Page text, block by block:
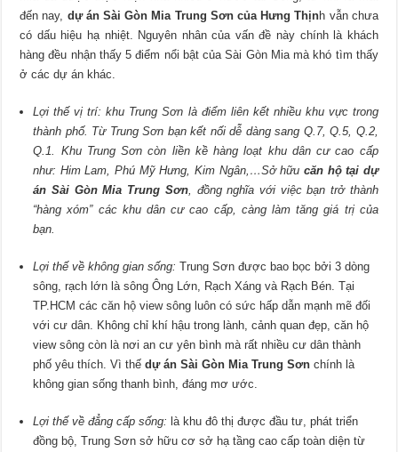
đến nay, dự án Sài Gòn Mia Trung Sơn của Hưng Thịnh vẫn chưa
có dấu hiệu hạ nhiệt. Nguyên nhân của vấn đề này chính là khách
hàng đều nhận thấy 5 điểm nổi bật của Sài Gòn Mia mà khó tìm thấy
ở các dự án khác.
Lợi thế vị trí:khu Trung Sơn là điểm liên kết nhiều khu vực trong
thành phố. Từ Trung Sơn bạn kết nối dễ dàng sang Q.7, Q.5, Q.2,
Q.1. Khu Trung Sơn còn liền kề hàng loạt khu dân cư cao cấp
như: Him Lam, Phú Mỹ Hưng, Kim Ngân,…Sở hữu căn hộ tại dự
án Sài Gòn Mia Trung Sơn, đồng nghĩa với việc bạn trở thành
“hàng xóm” các khu dân cư cao cấp, càng làm tăng giá trị của
bạn.
Lợi thế về không gian sống:Trung Sơn được bao bọc bởi 3 dòng
sông, rạch lớn là sông Ông Lớn, Rạch Xáng và Rạch Bén. Tại
TP.HCM các căn hộ view sông luôn có sức hấp dẫn mạnh mẽ đối
với cư dân. Không chỉ khí hậu trong lành, cảnh quan đẹp, căn hộ
view sông còn là nơi an cư yên bình mà rất nhiều cư dân thành
phố yêu thích. Vì thếdự án Sài Gòn Mia Trung Sơn chính là
không gian sống thanh bình, đáng mơ ước.
Lợi thế về đẳng cấp sống:là khu đô thị được đầu tư, phát triển
đồng bộ, Trung Sơn sở hữu cơ sở hạ tầng cao cấp toàn diện từ